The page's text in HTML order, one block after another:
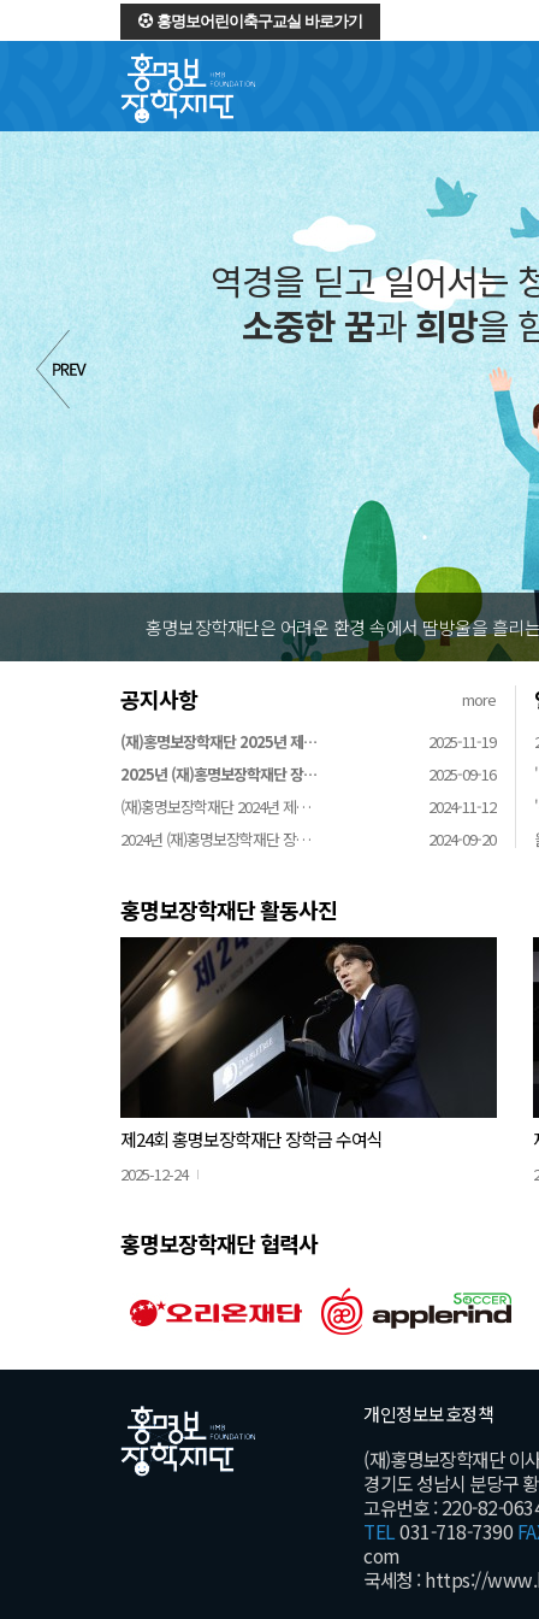
홍명보어린이축구교실 바로가기
역경을 딛고 일어서는 청
소중한 꿈과희망을 함
홍명보장학재단은 어려운 환경 속에서 땀방울을 흘리는
공지사항
more
(재)홍명보장학재단 2025년 제…
2025-11-19
2025년 (재)홍명보장학재단 장…
2025-09-16
(재)홍명보장학재단 2024년 제…
2024-11-12
2024년 (재)홍명보장학재단 장…
2024-09-20
홍명보장학재단 활동사진
제24회 홍명보장학재단 장학금 수여식
2025-12-24
홍명보장학재단 협력사
개인정보보호정책
(재)홍명보장학재단 이
경기도 성남시 분당구
고유번호 : 220-82-
TEL031-718-7390
com
국세청 :https://